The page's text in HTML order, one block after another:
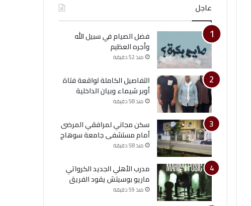
عاجل
فضل الصيام في سبيل الله
وأجره العظيم
منذ 52 دقيقة
التفاصيل الكاملة لواقعة فتاة
أوبر شيماء وبيان الداخلية
منذ 58 دقيقة
سكن مجاني لمرافقي المرضى
أمام مستشفى جامعة سوهاج
منذ 58 دقيقة
مدرب الأهلي الجديد الكرواتي
ماريو بوسيتش يقود الفريق
منذ 59 دقيقة